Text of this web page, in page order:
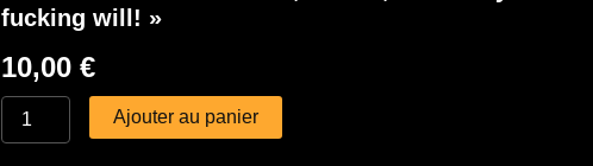
fucking will! »
10,00€
,
do
Ajouter au panier